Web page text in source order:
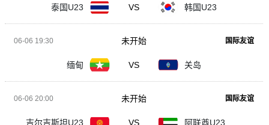
泰国U23 VS 韩国U23
06-06 19:30 国际友谊
缅甸 VS 关岛
未开始
06-06 20:00 国际友谊
吉尔吉斯坦U23 VS 阿联酋U23
未开始